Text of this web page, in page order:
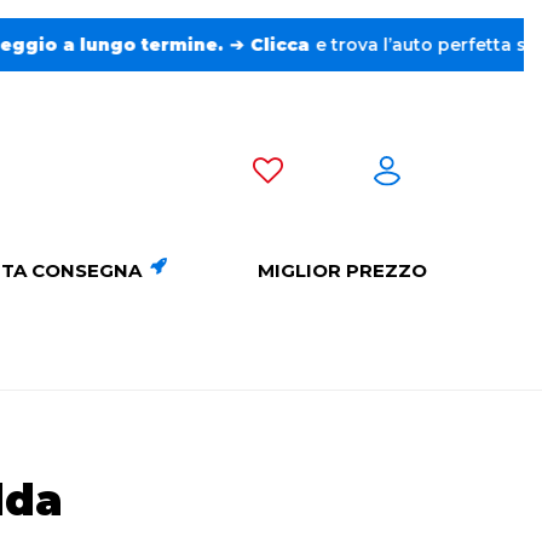
e trova l’auto perfetta senza pensieri. ❤️
CONSEGNA MIGLIOR PREZZO